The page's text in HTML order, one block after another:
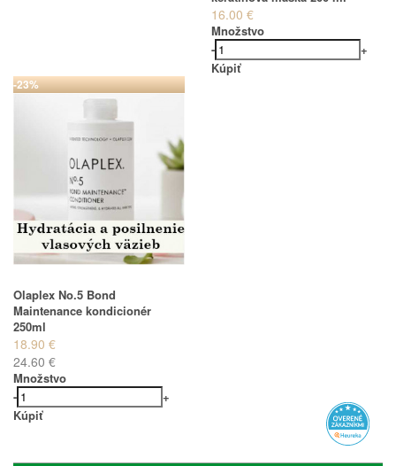
16.00 €
Množstvo
-
+
Kúpiť
-23%
Olaplex No.5 Bond
Maintenance kondicionér
250ml
18.90 €
24.60 €
Množstvo
-
+
Kúpiť